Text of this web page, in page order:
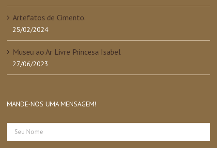
Artefatos de Cimento.
25/02/2024
Museu ao Ar Livre Princesa Isabel
27/06/2023
MANDE-NOS UMA MENSAGEM!